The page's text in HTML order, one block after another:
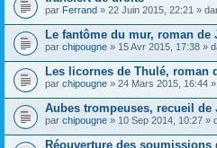
par Ferrand » 22 Juin 2015, 22:21 »
Le fantôme du mur, roman de
par chipougne » 15 Avr 2015, 17:38 »
Les licornes de Thulé, roman
par chipougne » 24 Mars 2015, 16:44
Aubes trompeuses, recueil de
par chipougne » 10 Sep 2014, 10:27 »
Réouverture des soumissions